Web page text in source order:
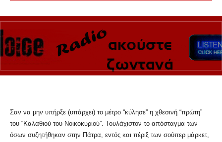
Σαν να μην υπήρξε (υπάρχει) το μέτρο “κύλησε” η χθεσινή “πρώτη”
του “Καλαθιού του Νοικοκυριού”. Τουλάχιστον το απόσταγμα των
όσων συζητήθηκαν στην Πάτρα, εντός και πέριξ των σούπερ μάρκετ,